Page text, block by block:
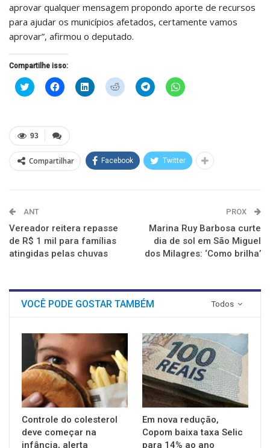
aprovar qualquer mensagem propondo aporte de recursos
para ajudar os municípios afetados, certamente vamos
aprovar”, afirmou o deputado.
Compartilhe isso:
Clique
para
em
nova
janela)
Clique
para
em
nova
janela)
Clique
para
Clique
para
Clique
para
Clique
para
93
Compartilhar Facebook Twitter
ANT
Vereador reitera repasse
de R$ 1 mil para famílias
atingidas pelas chuvas
PROX
Marina Ruy Barbosa curte
dia de sol em São Miguel
dos Milagres: ‘Como brilha’
Todos
VOCÊ PODE GOSTAR TAMBÉM
Controle do colesterol
deve começar na
infância, alerta
Em nova redução,
Copom baixa taxa Selic
para 14% ao ano